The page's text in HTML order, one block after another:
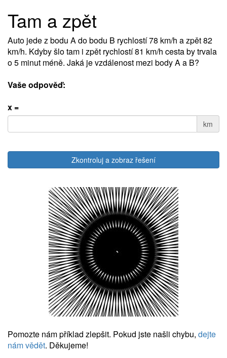
Tam a zpět
Auto jede z bodu A do bodu B rychlostí 78 km/h a zpět 82
km/h. Kdyby šlo tam i zpět rychlostí 81 km/h cesta by trvala
o 5 minut méně. Jaká je vzdálenost mezi body A a B?
Vaše odpověď:
x =
km
Zkontroluj a zobraz řešení
Pomozte nám příklad zlepšit. Pokud jste našli chybu, dejte
nám vědět. Děkujeme!